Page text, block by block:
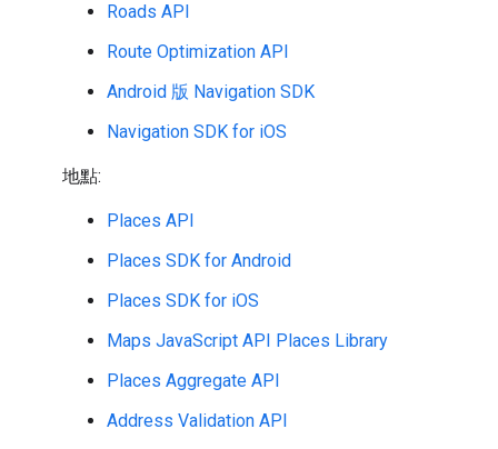
Roads API
Route Optimization API
Android 版 Navigation SDK
Navigation SDK for iOS
地點:
Places API
Places SDK for Android
Places SDK for iOS
Maps JavaScript API Places Library
Places Aggregate API
Address Validation API